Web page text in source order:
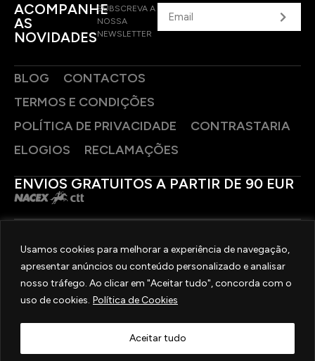
Usamos cookies para melhorar a experiência de navegação,
apresentar anúncios ou conteúdo personalizado e analisar
nosso tráfego. Ao clicar em "Aceitar tudo", concorda com o
uso de cookies. Política de Cookies
Aceitar tudo
ACOMPANHE
AS
NOVIDADES
SUBSCREVA A
NOSSA
NEWSLETTER
BLOG
CONTACTOS
TERMOS E CONDIÇÕES
POLÍTICA DE PRIVACIDADE
CONTRASTARIA
ELOGIOS
RECLAMAÇÕES
ENVIOS GRATUITOS A PARTIR DE 90 EUR
SIGA-NOS
2025 © OURIVESARIA FRADIZELA